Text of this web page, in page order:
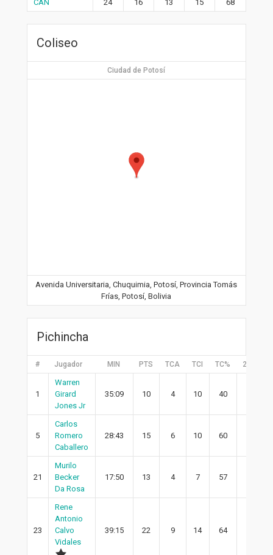
CAN
24 16 13 15 68
Coliseo
Ciudad de Potosí
Avenida Universitaria, Chuquimia, Potosí, Provincia Tomás
Frías, Potosí, Bolivia
Pichincha
# Jugador MIN PTS TCA TCI TC% 2PA
1
Warren
Girard
Jones Jr
35:09 10 4 10 40
5
Carlos
Romero
Caballero
28:43 15 6 10 60
21
Murilo
Becker
Da Rosa
17:50 13 4 7 57
23
Rene
Antonio
Calvo
Vidales
39:15 22 9 14 64